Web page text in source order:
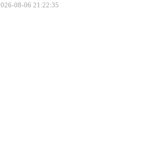
08-06 21:22:35